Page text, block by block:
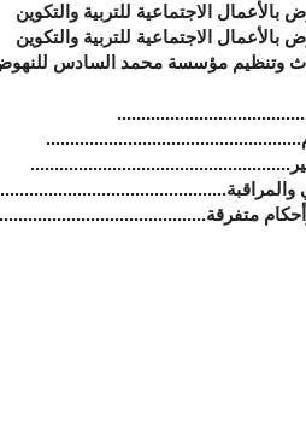
الاجتماعية للتربية والتكوين
الاجتماعية للتربية والتكوين
يقضي بإحداث وتنظيم مؤسسة محمد السادس